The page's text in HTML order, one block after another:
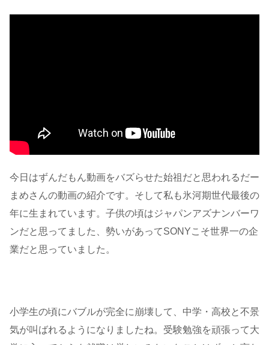
今日はずんだもん動画をバズらせた始祖だと思われるだー
まめさんの動画の紹介です。そして私も氷河期世代最後の
年に生まれています。子供の頃はジャパンアズナンバーワ
ンだと思ってました、勢いがあってSONYこそ世界一の企
業だと思っていました。
小学生の頃にバブルが完全に崩壊して、中学・高校と不景
気が叫ばれるようになりましたね。受験勉強を頑張って大